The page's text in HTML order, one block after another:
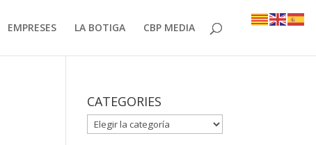
EMPRESES LA BOTIGA CBP MEDIA
CATEGORIES
CATEGORIES